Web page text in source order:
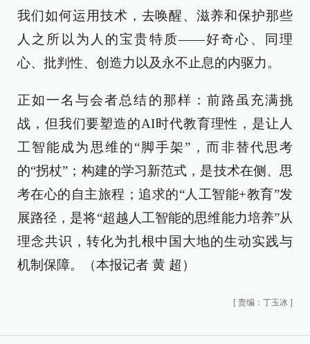
我们如何运用技术，去唤醒、滋养和保护那些
人之所以为人的宝贵特质——好奇心、同理
心、批判性、创造力以及永不止息的内驱力。
正如一名与会者总结的那样：前路虽充满挑
战，但我们要塑造的AI时代教育理性，是让人
工智能成为思维的“脚手架”，而非替代思考
的“拐杖”；构建的学习新范式，是技术在侧、思
考在心的自主旅程；追求的“人工智能+教育”发
展路径，是将“超越人工智能的思维能力培养”从
理念共识，转化为扎根中国大地的生动实践与
机制保障。（本报记者 黄 超）
[ 责编：丁玉冰 ]